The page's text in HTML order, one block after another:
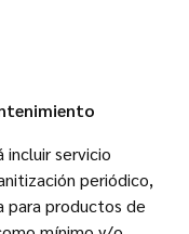
servicio
periódico,
para productos de